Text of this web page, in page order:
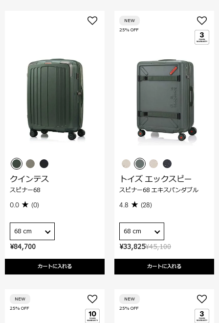
¥84,700
カートに入れる
クインテス
スピナー68
0.0 (0)
68 cm
¥45,100
¥33,825
カートに入れる
25% OFF
NEW
トイズ エックスピー
スピナー68 エキスパンダブル
4.8 (28)
68 cm
25% OFF
NEW
25% OFF
NEW